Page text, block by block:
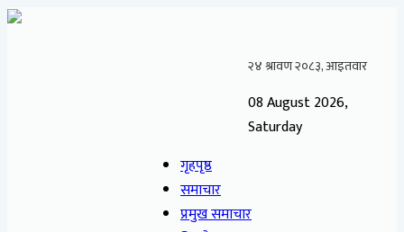
08 August 2026,
Saturday
गृहपृष्ठ
समाचार
प्रमुख समाचार